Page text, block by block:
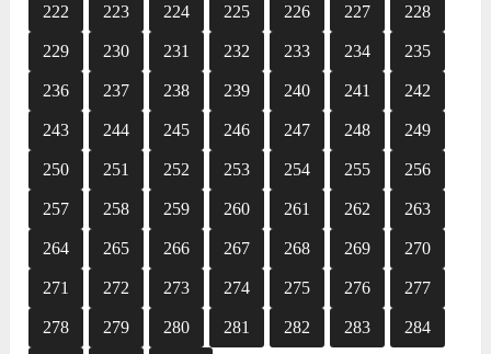
222 223 224 225 226 227 228
229 230 231 232 233 234 235
236 237 238 239 240 241 242
243 244 245 246 247 248 249
250 251 252 253 254 255 256
257 258 259 260 261 262 263
264 265 266 267 268 269 270
271 272 273 274 275 276 277
278 279 280 281 282 283 284